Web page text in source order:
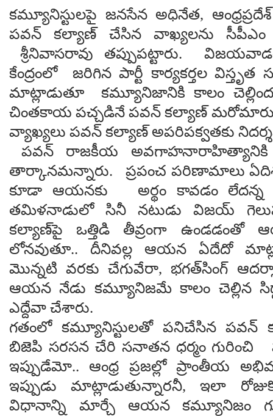
కమ్యూనిస్టులపై జనసేన అధినేత,
పవన్ కల్యాణ్‌ చేసిన వాఖ్యలను సీపీఎం
శ్రీనివాసరావు తప్పుపట్టారు.
కేంద్రంలో జరిగిన పార్టీ కార్యకర్తల
మాట్లాడుతూ కమ్యూనిజానికి కాలం
చింతకాయ పచ్చడినే పవన్ కల్యాణ్‌ మరోమారు
వ్యాఖ్యలు పవన్ కల్యాణ్ అపరిపక్వతకు
పవన్ రాజకీయ అవగాహనారాహిత్యానికి
తార్కానమన్నారు. ప్రపంచ పరిణామాలు
కూడా ఆయనకు అర్థం కావడం లేదన్న
తమిళనాడులో సినీ నటుడు విజయ్
కల్యాణ్‌పై ఒత్తిడి తీవ్రంగా ఉండడంతో
లోనవుతూ.. దీనివల్ల ఆయన ఏదేదో
మొన్నటి వరకు చేగువేరా, భగత్‌సింగ్
ఆయన నేడు కమ్యూనిజమే కాలం చెల్లిన
ఎద్దేవా చేశారు.
గతంలో కమ్యూనిస్టులతో పనిచేసిన
బిజెపి సరసన చేరి సనాతన ధర్మం
ఇప్పుడేమో.. ఆంధ్ర ప్రజల్లో ప్రాంతీయ
ఇప్పుడు మాట్లాడుతున్నారనీ, ఇలా
విధానాన్ని మార్చే ఆయన కమ్యూనిజం